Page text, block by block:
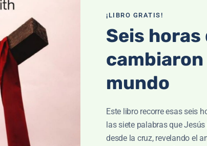
¡LIBRO GRATIS!
Seis horas
cambiaron
mundo
Este libro recorre esas seis
las siete palabras que
desde la cruz, revelando el